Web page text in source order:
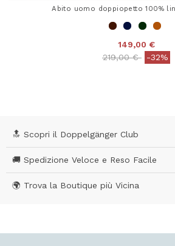
Abito uomo doppiopetto 100%
149,00 €
Price reduced
219,00 €to-32%
🔝 Scopri il Doppelgänger Club
🚚 Spedizione Veloce e Reso Facile
🌍 Trova la Boutique più Vicina